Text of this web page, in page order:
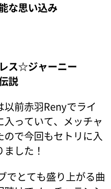
な思い込み
ス☆ジャーニー
説
以前赤羽Renyでライ
っていて、メッチャ
で今回もセトリに入
した！
でとても盛り上がる曲